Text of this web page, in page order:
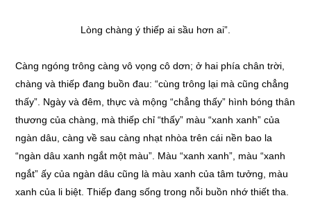
Lòng chàng ý thiếp ai sầu hơn ai”.
Càng ngóng trông càng vô vọng cô dơn; ở hai phía chân trời,
chàng và thiếp đang buồn đau: “cùng trông lại mà cũng chẳng
thấy”. Ngày và đêm, thực và mộng “chẳng thấy” hình bóng thân
thương của chàng, mà thiếp chỉ “thấy” màu “xanh xanh” của
ngàn dâu, càng về sau càng nhạt nhòa trên cái nền bao la
“ngàn dâu xanh ngắt một màu”. Màu “xanh xanh”, màu “xanh
ngắt” ấy của ngàn dâu cũng là màu xanh của tâm tưởng, màu
xanh của li biệt. Thiếp đang sống trong nỗi buồn nhớ thiết tha.